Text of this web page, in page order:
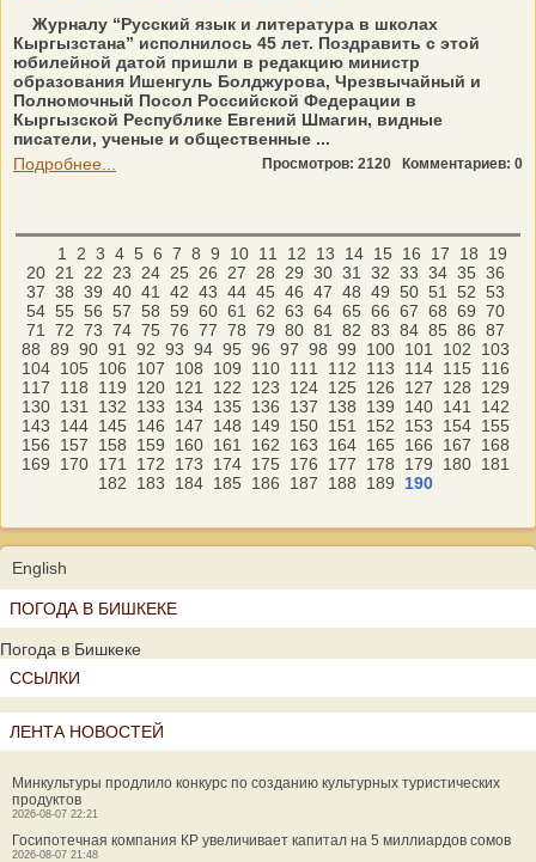
Журналу “Русский язык и литература в школах
Кыргызстана” исполнилось 45 лет. Поздравить с этой
юбилейной датой пришли в редакцию министр
образования Ишенгуль Болджурова, Чрезвычайный и
Полномочный Посол Российской Федерации в
Кыргызской Республике Евгений Шмагин, видные
писатели, ученые и общественные ...
Подробнее...
Просмотров: 2120 Комментариев: 0
1 2 3 4 5 6 7 8 9 10 11 12 13 14 15 16 17 18
19
20 21 22 23 24 25 26 27 28 29 30 31 32 33 34 35 36
37 38 39 40 41 42 43 44 45 46 47 48 49 50 51 52 53
54 55 56 57 58 59 60 61 62 63 64 65 66 67 68 69 70
71
72 73 74 75 76 77 78 79 80 81 82 83 84 85 86 87
88 89 90 91 92 93 94 95 96 97 98 99 100 101 102
103
104 105 106 107 108 109 110 111 112 113 114 115
116
117
118 119 120 121 122 123 124 125 126 127 128
129
130 131 132 133 134 135 136 137 138 139 140 141
142
143
144 145 146 147 148 149 150 151 152 153 154 155
156
157 158 159 160 161 162 163 164 165 166 167
168
169
170 171 172 173 174 175 176 177 178 179 180 181
182
183 184 185 186 187 188 189 190
English
ПОГОДА В БИШКЕКЕ
Погода в Бишкеке
ССЫЛКИ
ЛЕНТА НОВОСТЕЙ
Минкультуры продлило конкурс по созданию культурных туристических
продуктов
2026-08-07 22:21
Госипотечная компания КР увеличивает капитал на 5 миллиардов сомов
2026-08-07 21:48